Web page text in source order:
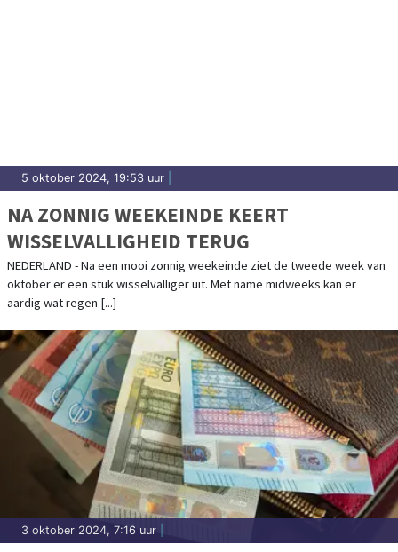
5 oktober 2024, 19:53 uur
NA ZONNIG WEEKEINDE KEERT
WISSELVALLIGHEID TERUG
NEDERLAND - Na een mooi zonnig weekeinde ziet de tweede week van
oktober er een stuk wisselvalliger uit. Met name midweeks kan er
aardig wat regen [...]
3 oktober 2024, 7:16 uur